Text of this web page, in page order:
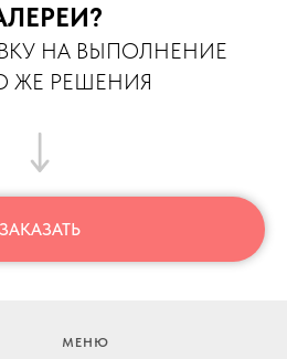
НА ВЫПОЛНЕНИЕ
ЖЕ РЕШЕНИЯ
ЗАКАЗАТЬ
МЕНЮ